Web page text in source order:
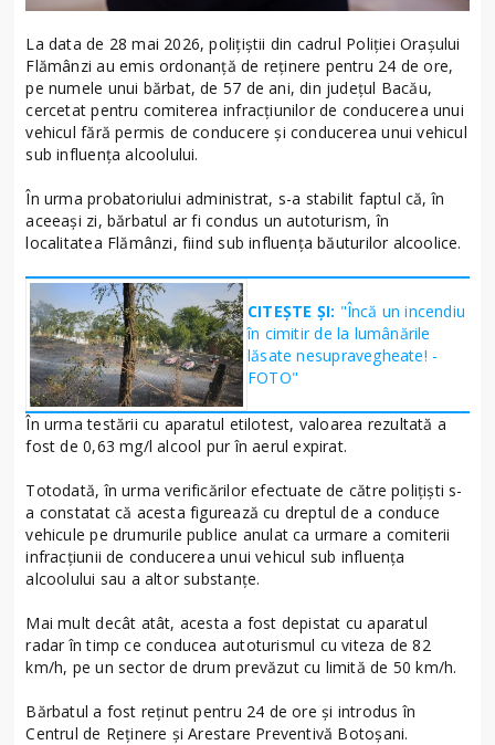
La data de 28 mai 2026, polițiștii din cadrul Poliției Orașului
Flămânzi au emis ordonanță de reținere pentru 24 de ore,
pe numele unui bărbat, de 57 de ani, din județul Bacău,
cercetat pentru comiterea infracțiunilor de conducerea unui
vehicul fără permis de conducere și conducerea unui vehicul
sub influența alcoolului.
În urma probatoriului administrat, s-a stabilit faptul că, în
aceeași zi, bărbatul ar fi condus un autoturism, în
localitatea Flămânzi, fiind sub influența băuturilor alcoolice.
CITEȘTE ȘI: "Încă un incendiu
în cimitir de la lumânările
lăsate nesupravegheate! -
FOTO"
În urma testării cu aparatul etilotest, valoarea rezultată a
fost de 0,63 mg/l alcool pur în aerul expirat.
Totodată, în urma verificărilor efectuate de către polițiști s-
a constatat că acesta figurează cu dreptul de a conduce
vehicule pe drumurile publice anulat ca urmare a comiterii
infracțiunii de conducerea unui vehicul sub influența
alcoolului sau a altor substanțe.
Mai mult decât atât, acesta a fost depistat cu aparatul
radar în timp ce conducea autoturismul cu viteza de 82
km/h, pe un sector de drum prevăzut cu limită de 50 km/h.
Bărbatul a fost reținut pentru 24 de ore și introdus în
Centrul de Reținere și Arestare Preventivă Botoșani.